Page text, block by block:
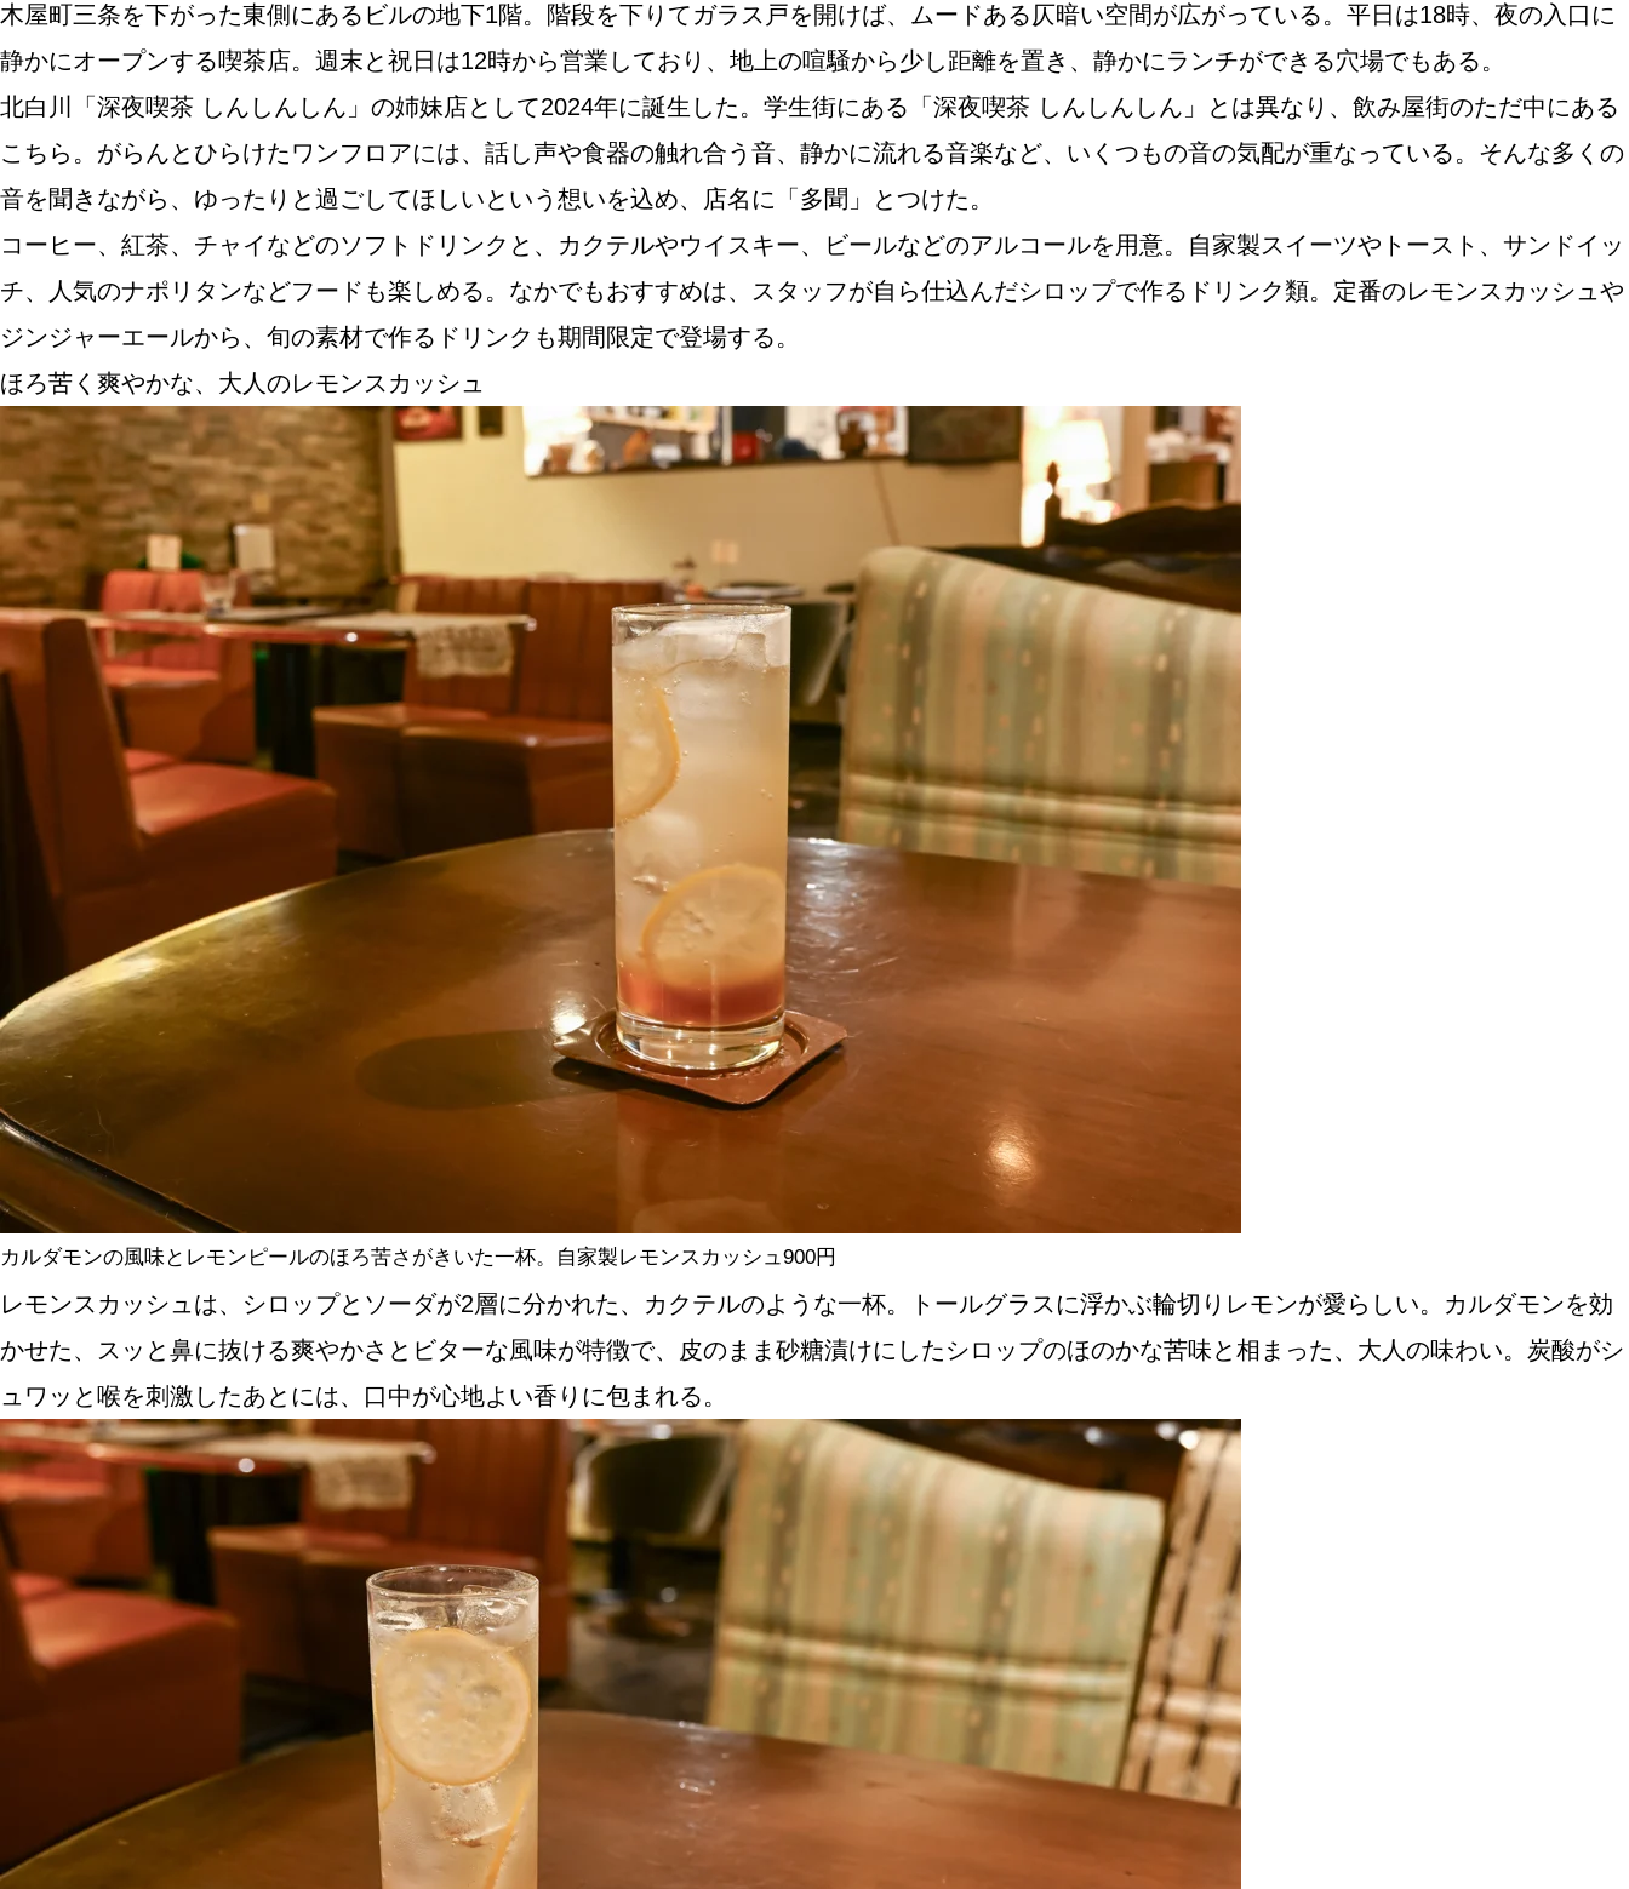
今月の京みやげ
京都の書店
紹介します。おすすめのイベント
ABOUT US Instagram
チケットプレゼント応募
木屋町三条を下がった東側にあるビルの地下1階。階段を下りてガラス戸を開けば、ムードある仄暗い空間が広がっている。平日は18時、夜の入口に
静かにオープンする喫茶店。週末と祝日は12時から営業しており、地上の喧騒から少し距離を置き、静かにランチができる穴場でもある。
北白川「深夜喫茶 しんしんしん」の姉妹店として2024年に誕生した。学生街にある「深夜喫茶 しんしんしん」とは異なり、飲み屋街のただ中にある
こちら。がらんとひらけたワンフロアには、話し声や食器の触れ合う音、静かに流れる音楽など、いくつもの音の気配が重なっている。そんな多くの
音を聞きながら、ゆったりと過ごしてほしいという想いを込め、店名に「多聞」とつけた。
コーヒー、紅茶、チャイなどのソフトドリンクと、カクテルやウイスキー、ビールなどのアルコールを用意。自家製スイーツやトースト、サンドイッ
チ、人気のナポリタンなどフードも楽しめる。なかでもおすすめは、スタッフが自ら仕込んだシロップで作るドリンク類。定番のレモンスカッシュや
ジンジャーエールから、旬の素材で作るドリンクも期間限定で登場する。
ほろ苦く爽やかな、大人のレモンスカッシュ
カルダモンの風味とレモンピールのほろ苦さがきいた一杯。自家製レモンスカッシュ900円
レモンスカッシュは、シロップとソーダが2層に分かれた、カクテルのような一杯。トールグラスに浮かぶ輪切りレモンが愛らしい。カルダモンを効
かせた、スッと鼻に抜ける爽やかさとビターな風味が特徴で、皮のまま砂糖漬けにしたシロップのほのかな苦味と相まった、大人の味わい。炭酸がシ
ュワッと喉を刺激したあとには、口中が心地よい香りに包まれる。